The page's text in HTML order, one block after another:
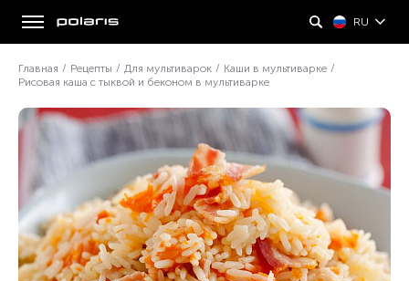
RU
Главная / Рецепты / Для мультиварок / Каши в мультиварке /
Рисовая каша с тыквой и беконом в мультиварке